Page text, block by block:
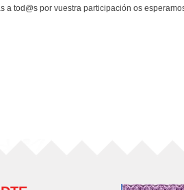
a tod@s por vuestra participación os